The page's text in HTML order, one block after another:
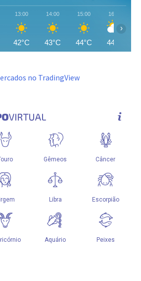
13:00
42°C
14:00
43°C
15:00
44°C
16:00
44°C
›
no TradingView